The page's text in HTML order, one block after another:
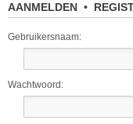
AANMELDEN •
Gebruikersnaam:
Wachtwoord: